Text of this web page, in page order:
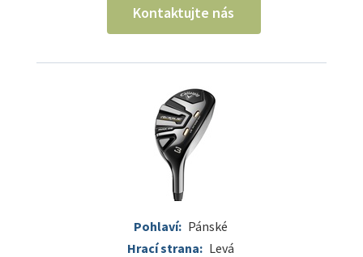
Kontaktujte nás
Pohlaví: Pánské
Hrací strana: Levá